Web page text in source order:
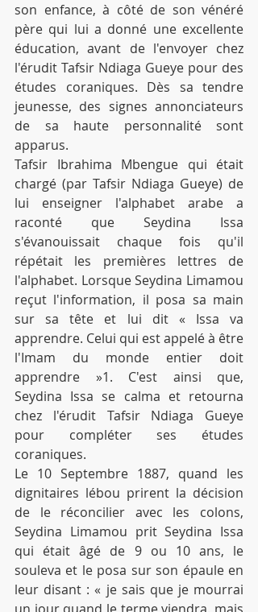
son enfance, à côté de son vénéré
père qui lui a donné une excellente
éducation, avant de l'envoyer chez
l'érudit Tafsir Ndiaga Gueye pour des
études coraniques. Dès sa tendre
jeunesse, des signes annonciateurs
de sa haute personnalité sont
apparus.
Tafsir Ibrahima Mbengue qui était
chargé (par Tafsir Ndiaga Gueye) de
lui enseigner l'alphabet arabe a
raconté que Seydina Issa
s'évanouissait chaque fois qu'il
répétait les premières lettres de
l'alphabet. Lorsque Seydina Limamou
reçut l'information, il posa sa main
sur sa tête et lui dit « Issa va
apprendre. Celui qui est appelé à être
l'Imam du monde entier doit
apprendre »1. C'est ainsi que,
Seydina Issa se calma et retourna
chez l'érudit Tafsir Ndiaga Gueye
pour compléter ses études
coraniques.
Le 10 Septembre 1887, quand les
dignitaires lébou prirent la décision
de le réconcilier avec les colons,
Seydina Limamou prit Seydina Issa
qui était âgé de 9 ou 10 ans, le
souleva et le posa sur son épaule en
leur disant : « je sais que je mourrai